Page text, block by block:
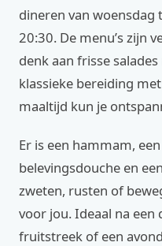
dineren van
20:30. De menu’s zijn
denk aan frisse
klassieke bereiding
maaltijd kun je
Er is een hammam,
belevingsdouche en
zweten, rusten of
voor jou. Ideaal na een
fruitstreek of een